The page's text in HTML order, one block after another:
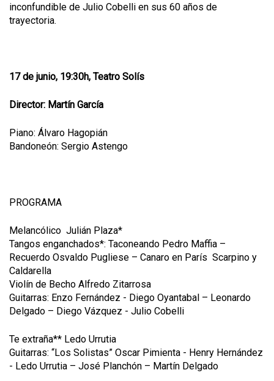
inconfundible de Julio Cobelli en sus 60 años de
trayectoria.
17 de junio, 19:30h, Teatro Solís
Director: Martín García
Piano: Álvaro Hagopián
Bandoneón: Sergio Astengo
PROGRAMA
Melancólico Julián Plaza*
Tangos enganchados*: Taconeando Pedro Maffia –
Recuerdo Osvaldo Pugliese – Canaro en París Scarpino y
Caldarella
Violín de Becho Alfredo Zitarrosa
Guitarras: Enzo Fernández - Diego Oyantabal – Leonardo
Delgado – Diego Vázquez - Julio Cobelli
Te extraña** Ledo Urrutia
Guitarras: “Los Solistas” Oscar Pimienta - Henry Hernández
- Ledo Urrutia – José Planchón – Martín Delgado